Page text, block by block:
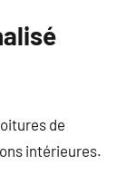
de
intérieures.